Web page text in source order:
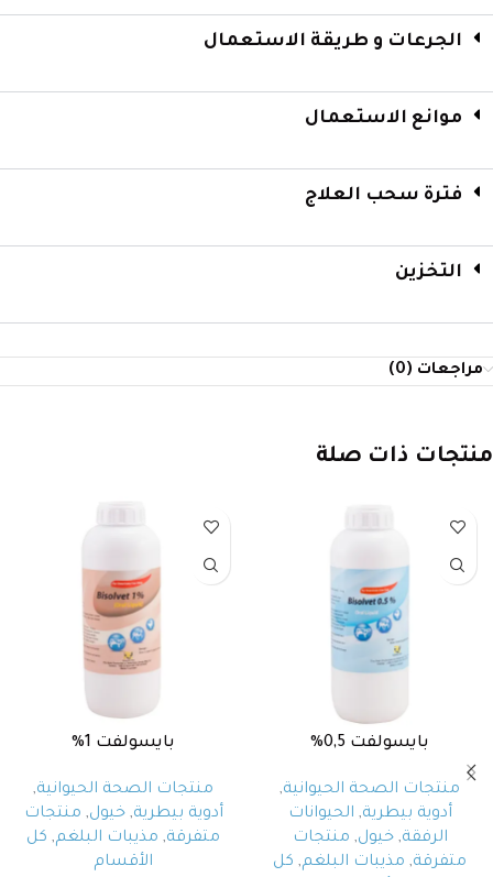
الجرعات و طريقة الاستعمال
موانع الاستعمال
فترة سحب العلاج
التخزين
مراجعات (0)
منتجات ذات صلة
بايسولفت 0,5%
منتجات الصحة الحيوانية,
أدوية بيطرية, الحيوانات
الرفقة,خيول, منتجات
متفرقة, مذيبات البلغم, كل
بايسولفت 1%
منتجات الصحة الحيوانية,
أدوية بيطرية,خيول, منتجات
متفرقة, مذيبات البلغم, كل
الأقسام